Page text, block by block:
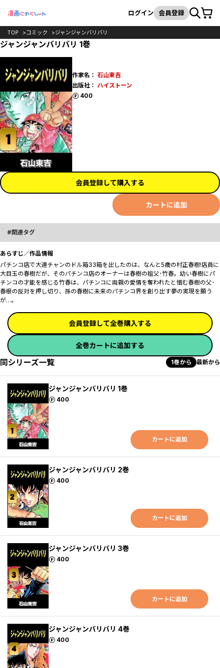
検索
ログイン 会員登録カート
TOP コミック ジャンジャンバリバリ
ジャンジャンバリバリ 1巻
作家名： 石山東吉
出版社： ハイストーン
400
ポイント
会員登録して購入する
カートに追加
関連タグ
あらすじ／作品情報
パチンコ店で大連チャンのドル箱33箱を出したのは、なんと5歳の村正春樹!店員に
大目玉の春樹だが、そのパチンコ店のオーナーは春樹の祖父･竹春。幼い春樹にパ
チンコの才能を感じる竹春は、パチンコに両親の愛情を奪われたと憎む春樹の父･
春根の反対を押し切り、孫の春樹に未来のパチンコ界を創り出す夢の実現を願う
が…。
会員登録して全巻購入する
全巻カートに追加する
同シリーズ一覧 1巻から 最新から
ジャンジャンバリバリ 1巻
400
ポイント
カートに追加
ジャンジャンバリバリ 2巻
400
ポイント
カートに追加
ジャンジャンバリバリ 3巻
400
ポイント
カートに追加
ジャンジャンバリバリ 4巻
400
ポイント